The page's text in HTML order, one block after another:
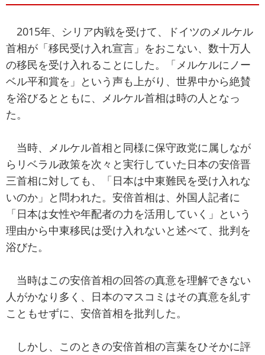
2015年、シリア内戦を受けて、ドイツのメルケル
首相が「移民受け入れ宣言」をおこない、数十万人
の移民を受け入れることにした。「メルケルにノー
ベル平和賞を」という声も上がり、世界中から絶賛
を浴びるとともに、メルケル首相は時の人となっ
た。
当時、メルケル首相と同様に保守政党に属しなが
らリベラル政策を次々と実行していた日本の安倍晋
三首相に対しても、「日本は中東難民を受け入れな
いのか」と問われた。安倍首相は、外国人記者に
「日本は女性や年配者の力を活用していく」という
理由から中東移民は受け入れないと述べて、批判を
浴びた。
当時はこの安倍首相の回答の真意を理解できない
人がかなり多く、日本のマスコミはその真意を糺す
こともせずに、安倍首相を批判した。
しかし、このときの安倍首相の言葉をひそかに評